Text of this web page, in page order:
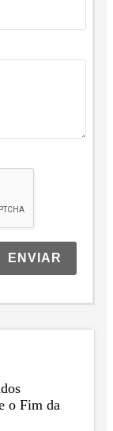
ENVIAR
o Fim da